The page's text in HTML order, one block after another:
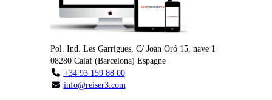
Pol. Ind. Les Garrigues, C/ Joan Oró 15, nave 1
08280 Calaf (Barcelona) Espagne
+34 93 159 88 00
info@reiser3.com